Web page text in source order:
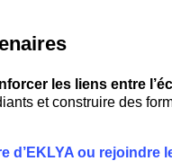
les liens entre
et construire des
d’EKLYA ou rejoindre